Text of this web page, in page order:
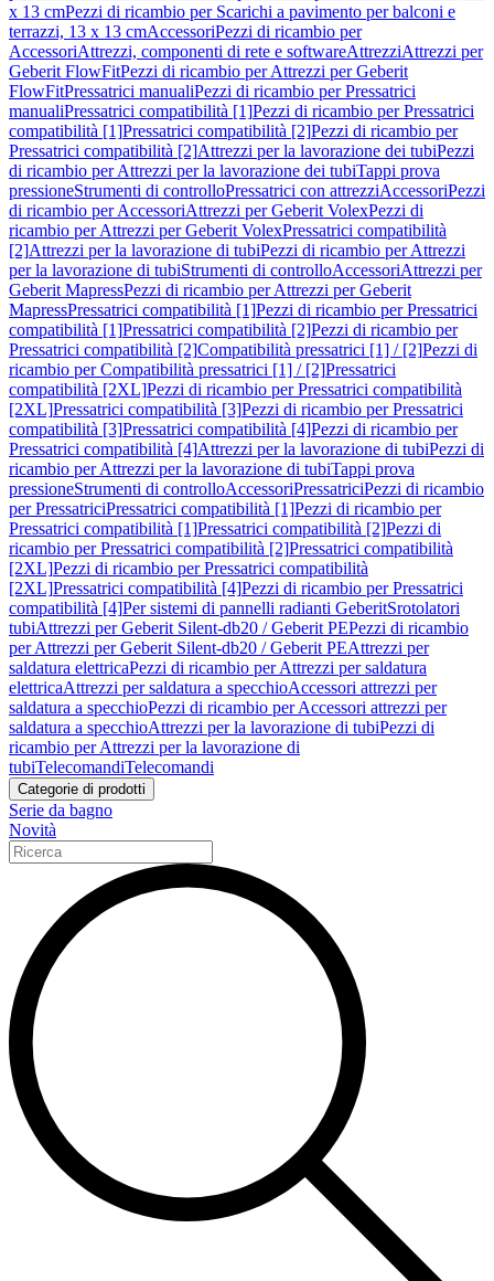
x 13 cmPezzi di ricambio per Scarichi a pavimento per balconi e
terrazzi, 13 x 13 cmAccessoriPezzi di ricambio per
AccessoriAttrezzi, componenti di rete e softwareAttrezziAttrezzi per
Geberit FlowFitPezzi di ricambio per Attrezzi per Geberit
FlowFitPressatrici manualiPezzi di ricambio per Pressatrici
manualiPressatrici compatibilità [1]Pezzi di ricambio per Pressatrici
compatibilità [1]Pressatrici compatibilità [2]Pezzi di ricambio per
Pressatrici compatibilità [2]Attrezzi per la lavorazione dei tubiPezzi
di ricambio per Attrezzi per la lavorazione dei tubiTappi prova
pressioneStrumenti di controlloPressatrici con attrezziAccessoriPezzi
di ricambio per AccessoriAttrezzi per Geberit VolexPezzi di
ricambio per Attrezzi per Geberit VolexPressatrici compatibilità
[2]Attrezzi per la lavorazione di tubiPezzi di ricambio per Attrezzi
per la lavorazione di tubiStrumenti di controlloAccessoriAttrezzi per
Geberit MapressPezzi di ricambio per Attrezzi per Geberit
MapressPressatrici compatibilità [1]Pezzi di ricambio per Pressatrici
compatibilità [1]Pressatrici compatibilità [2]Pezzi di ricambio per
Pressatrici compatibilità [2]Compatibilità pressatrici [1] / [2]Pezzi di
ricambio per Compatibilità pressatrici [1] / [2]Pressatrici
compatibilità [2XL]Pezzi di ricambio per Pressatrici compatibilità
[2XL]Pressatrici compatibilità [3]Pezzi di ricambio per Pressatrici
compatibilità [3]Pressatrici compatibilità [4]Pezzi di ricambio per
Pressatrici compatibilità [4]Attrezzi per la lavorazione di tubiPezzi di
ricambio per Attrezzi per la lavorazione di tubiTappi prova
pressioneStrumenti di controlloAccessoriPressatriciPezzi di ricambio
per PressatriciPressatrici compatibilità [1]Pezzi di ricambio per
Pressatrici compatibilità [1]Pressatrici compatibilità [2]Pezzi di
ricambio per Pressatrici compatibilità [2]Pressatrici compatibilità
[2XL]Pezzi di ricambio per Pressatrici compatibilità
[2XL]Pressatrici compatibilità [4]Pezzi di ricambio per Pressatrici
compatibilità [4]Per sistemi di pannelli radianti GeberitSrotolatori
tubiAttrezzi per Geberit Silent-db20 / Geberit PEPezzi di ricambio
per Attrezzi per Geberit Silent-db20 / Geberit PEAttrezzi per
saldatura elettricaPezzi di ricambio per Attrezzi per saldatura
elettricaAttrezzi per saldatura a specchioAccessori attrezzi per
saldatura a specchioPezzi di ricambio per Accessori attrezzi per
saldatura a specchioAttrezzi per la lavorazione di tubiPezzi di
ricambio per Attrezzi per la lavorazione di
tubiTelecomandiTelecomandi
Categorie di prodotti
Serie da bagno
Novità